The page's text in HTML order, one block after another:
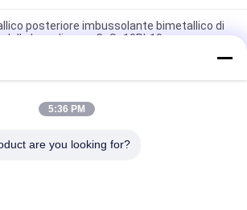
posteriore imbussolante bimetallico di
lega di rame CuSn10Pb10
del metallo della Bi della lega di
parte posteriore alta
al piombo della lega della boccola
5:36 PM
are you looking for?